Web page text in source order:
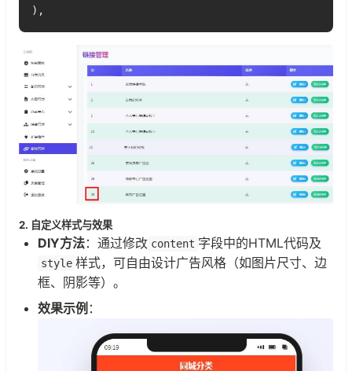
),
2. 自定义样式与效果
DIY方法：通过修改 content 字段中的HTML代码及
style 样式，可自由设计广告风格（如图片尺寸、边
框、阴影等）。
效果示例 ：